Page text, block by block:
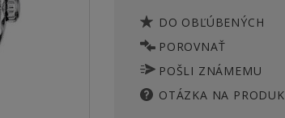
DO OBĽÚBENÝCH
POROVNAŤ
POŠLI ZNÁMEMU
OTÁZKA NA